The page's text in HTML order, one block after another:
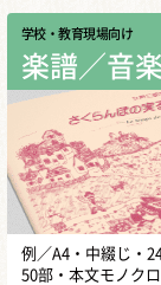
学校・教育現場向け
楽譜／音
例／A4・中綴じ・
50部・本文モノク